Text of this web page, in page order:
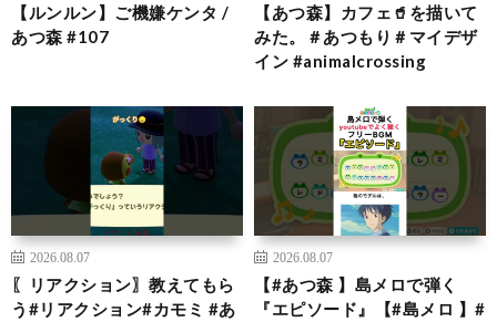
【ルンルン】ご機嫌ケンタ /
あつ森 #107
【あつ森】カフェ🥤を描いて
みた。＃あつもり＃マイデザ
イン #animalcrossing
2026.08.07
〖リアクション〗教えてもら
う#リアクション#カモミ #あ
2026.08.07
【#あつ森 】島メロで弾く
『エピソード』【#島メロ 】#